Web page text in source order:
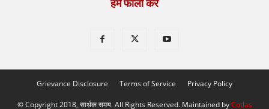
हमें फॉलो करें
Grievance Disclosure Terms of Service Privacy Policy
© Copyright 2018, सार्थक समय. All Rights Reserved. Maintained byCotlas